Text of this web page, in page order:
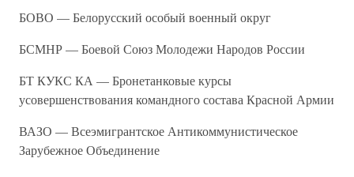
БОВО — Белорусский особый военный округ
БСМНР — Боевой Союз Молодежи Народов России
БТ КУКС КА — Бронетанковые курсы
усовершенствования командного состава Красной Армии
ВАЗО — Всеэмигрантское Антикоммунистическое
Зарубежное Объединение